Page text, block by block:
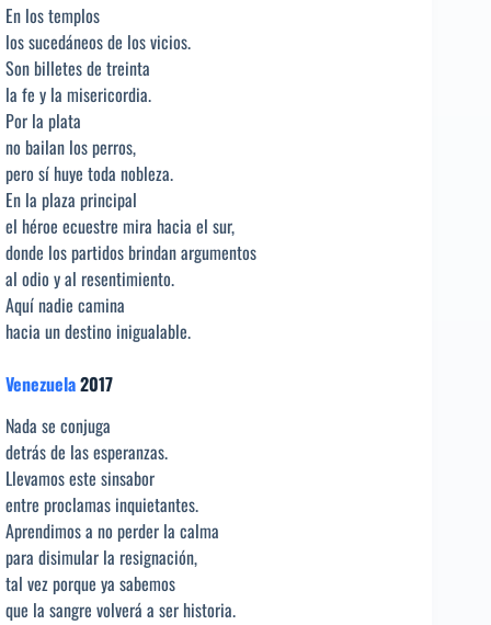
En los templos
los sucedáneos de los vicios.
Son billetes de treinta
la fe y la misericordia.
Por la plata
no bailan los perros,
pero sí huye toda nobleza.
En la plaza principal
el héroe ecuestre mira hacia el sur,
donde los partidos brindan argumentos
al odio y al resentimiento.
Aquí nadie camina
hacia un destino inigualable.
Venezuela2017
Nada se conjuga
detrás de las esperanzas.
Llevamos este sinsabor
entre proclamas inquietantes.
Aprendimos a no perder la calma
para disimular la resignación,
tal vez porque ya sabemos
que la sangre volverá a ser historia.